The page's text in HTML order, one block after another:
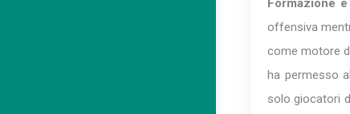
Formazione
offensiva
come motore
ha permesso
solo giocatori